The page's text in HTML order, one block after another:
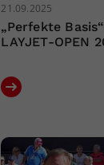
21.09.2025
„Perfekte
LAYJET-OPEN